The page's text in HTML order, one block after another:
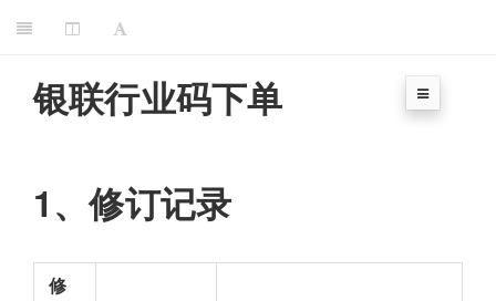
银联行业码下单
1、修订记录
修